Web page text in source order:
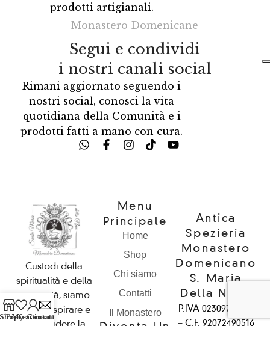
prodotti artigianali.
Monastero Domenicane
Segui e condividi
i nostri canali social
Rimani aggiornato seguendo i
nostri social, conosci la vita
quotidiana della Comunità e i
prodotti fatti a mano con cura.
Custodi della
spiritualità e della
comunità, siamo
qui per ispirare e
condividere la
Menu
Principale
Home
Shop
Chi siamo
Contatti
Il Monastero
Diventa Un
Antica
Spezieria
Monastero
Domenicano
S. Maria
Della Neve
P.IVA 02309720510
– C.F. 92072490516
Shop
Preferiti
My account
Contattaci